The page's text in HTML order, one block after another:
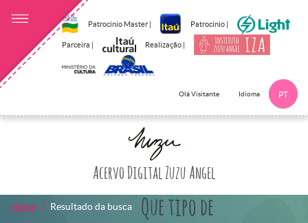
Patrocínio Master | Patrocínio |
Parceira | Realização |
Olá Visitante Idioma PT
Acervo Digital Zuzu Angel
Que tipo de
Home Resultado da busca